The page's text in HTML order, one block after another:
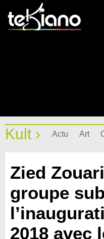
Kult › Actu Art
Zied
groupe
2018 avec